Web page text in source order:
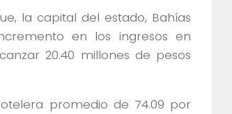
la capital del estado, Bahías
en los ingresos en
20.40 millones de pesos
promedio de 74.09 por